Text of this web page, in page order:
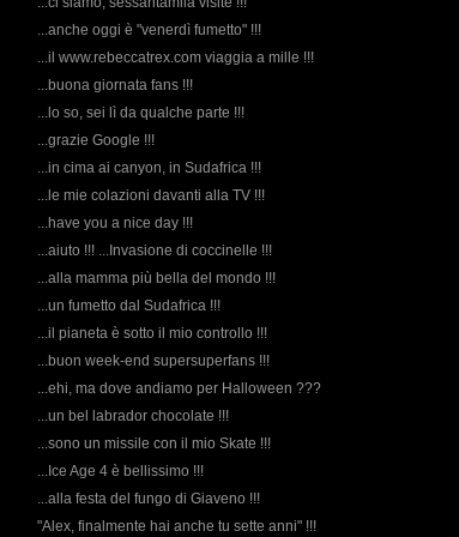
...anche oggi è "venerdì fumetto" !!!
...il www.rebeccatrex.com viaggia a mille !!!
...buona giornata fans !!!
...lo so, sei lì da qualche parte !!!
...grazie Google !!!
...in cima ai canyon, in Sudafrica !!!
...le mie colazioni davanti alla TV !!!
...have you a nice day !!!
...aiuto !!! ...Invasione di coccinelle !!!
...alla mamma più bella del mondo !!!
...un fumetto dal Sudafrica !!!
...il pianeta è sotto il mio controllo !!!
...buon week-end supersuperfans !!!
...ehi, ma dove andiamo per Halloween ???
...un bel labrador chocolate !!!
...sono un missile con il mio Skate !!!
...Ice Age 4 è bellissimo !!!
...alla festa del fungo di Giaveno !!!
"Alex, finalmente hai anche tu sette anni" !!!